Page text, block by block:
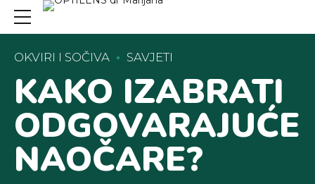
OKVIRI I SOČIVA SAVJETI
KAKO IZABRATI
ODGOVARAJUĆE
NAOČARE?